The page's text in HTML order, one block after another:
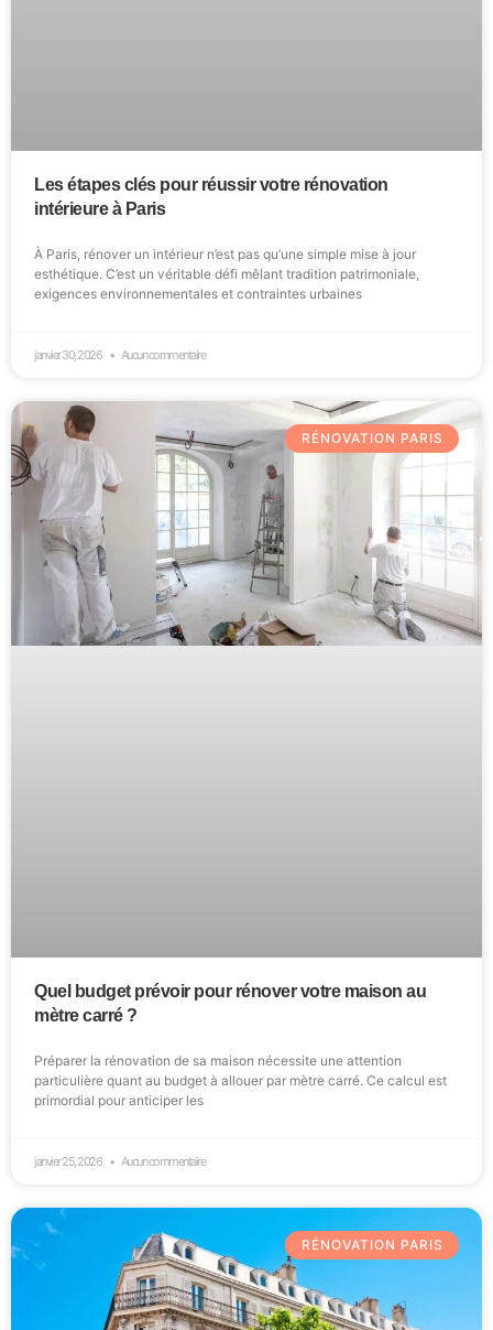
Les étapes clés pour réussir votre rénovation
intérieure à Paris
À Paris, rénover un intérieur n’est pas qu’une simple mise à jour
esthétique. C’est un véritable défi mêlant tradition patrimoniale,
exigences environnementales et contraintes urbaines
janvier 30, 2026 Aucun commentaire
RÉNOVATION PARIS
Quel budget prévoir pour rénover votre maison au
mètre carré ?
Préparer la rénovation de sa maison nécessite une attention
particulière quant au budget à allouer par mètre carré. Ce calcul est
primordial pour anticiper les
janvier 25, 2026 Aucun commentaire
RÉNOVATION PARIS